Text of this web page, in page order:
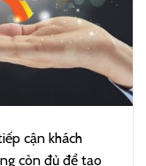
cận khách
còn đủ để tạo